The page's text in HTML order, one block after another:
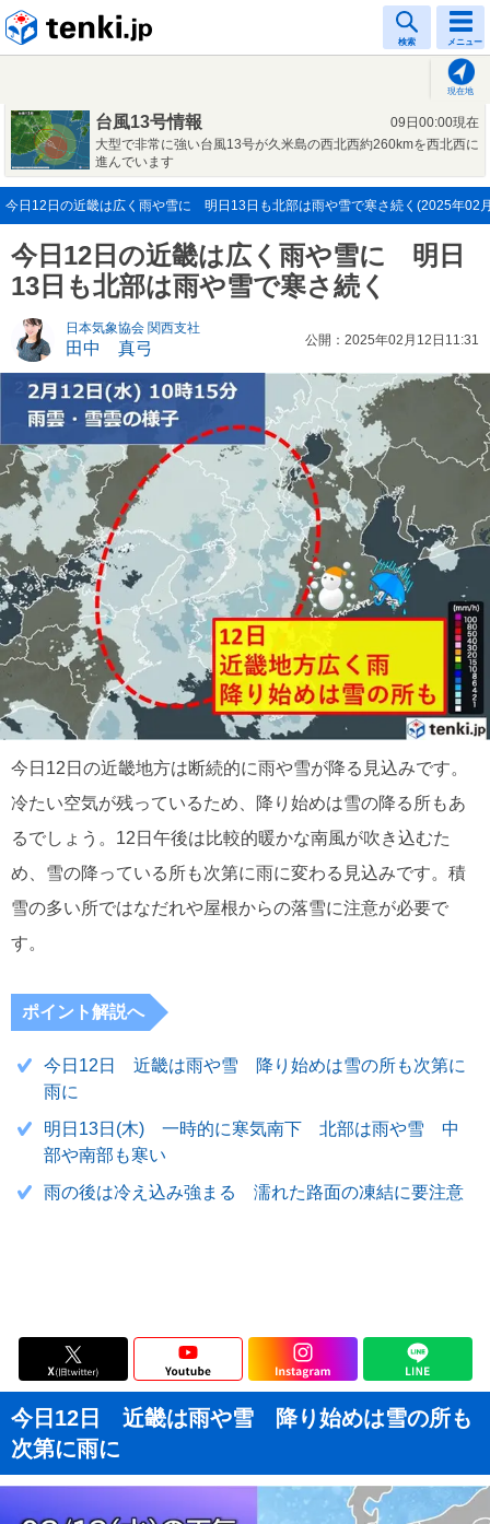
検索 メニュー
現在地
台風13号情報
09日00:00現在
大型で非常に強い台風13号が久米島の西北西約260kmを西北西に
進んでいます
今日12日の近畿は広く雨や雪に 明日13日も北部は雨や雪で寒さ続く(2025年02
今日12日の近畿は広く雨や雪に 明日
13日も北部は雨や雪で寒さ続く
日本気象協会 関西支社
田中 真弓 公開：2025年02月12日11:31
今日12日の近畿地方は断続的に雨や雪が降る見込みです。
冷たい空気が残っているため、降り始めは雪の降る所もあ
るでしょう。12日午後は比較的暖かな南風が吹き込むた
め、雪の降っている所も次第に雨に変わる見込みです。積
雪の多い所ではなだれや屋根からの落雪に注意が必要で
す。
ポイント解説へ
今日12日 近畿は雨や雪 降り始めは雪の所も次第に
雨に
明日13日(木) 一時的に寒気南下 北部は雨や雪 中
部や南部も寒い
雨の後は冷え込み強まる 濡れた路面の凍結に要注意
今日12日 近畿は雨や雪 降り始めは雪の所も
次第に雨に